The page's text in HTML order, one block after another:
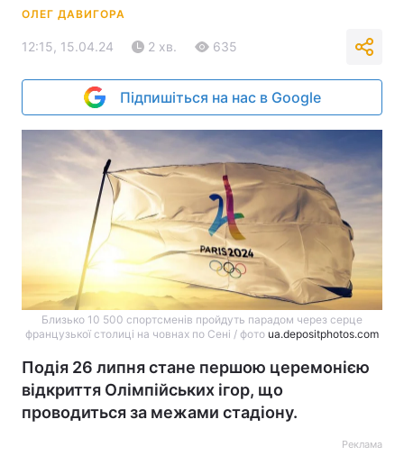
ОЛЕГ ДАВИГОРА
12:15, 15.04.24 2 хв. 635
Підпишіться на нас в Google
Близько 10 500 спортсменів пройдуть парадом через серце
французької столиці на човнах по Сені / фото ua.depositphotos.com
Подія 26 липня стане першою церемонією
відкриття Олімпійських ігор, що
проводиться за межами стадіону.
Реклама